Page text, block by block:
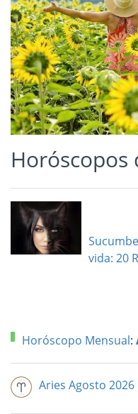
Horóscopos
vida: 20
Horóscopo Mensual:
Aries Agosto 2026